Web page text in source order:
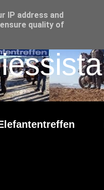
IP address and
quality of